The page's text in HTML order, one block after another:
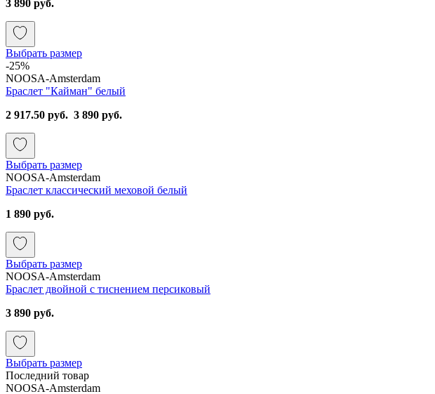
3 890 руб.
Выбрать размер
-25%
NOOSA-Amsterdam
Браслет "Кайман" белый
2 917.50 руб. 3 890 руб.
Выбрать размер
NOOSA-Amsterdam
Браслет классический меховой белый
1 890 руб.
Выбрать размер
NOOSA-Amsterdam
Браслет двойной с тиснением персиковый
3 890 руб.
Выбрать размер
Последний товар
NOOSA-Amsterdam